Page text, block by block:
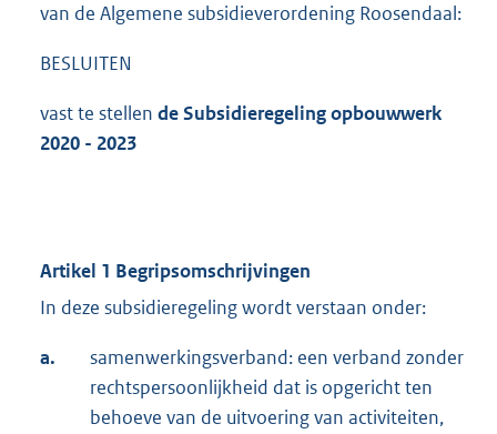
van de Algemene subsidieverordening Roosendaal:
BESLUITEN
vast te stellen de Subsidieregeling opbouwwerk
2020 - 2023
Artikel 1 Begripsomschrijvingen
In deze subsidieregeling wordt verstaan onder:
a.
samenwerkingsverband: een verband zonder
rechtspersoonlijkheid dat is opgericht ten
behoeve van de uitvoering van activiteiten,